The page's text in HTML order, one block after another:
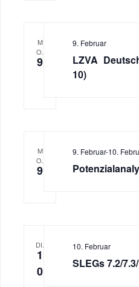
M
O.
9
LZVA
10)
9. Februar
M
O.
9
9. Februar-10.
DI.
1
0
SLEGs 7.2/
10. Februar